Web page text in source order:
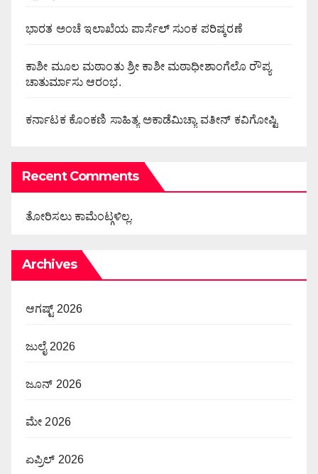
ಭಾರತ ಅಂಚೆ ಇಲಾಖೆಯ ಪಾರ್ಸೆಲ್ ಸುಂಕ ಪರಿಷ್ಕರಣೆ
ಕಾಶೀ ಮೂಲ ಮಠಾಂತು ಶ್ರೀ ಕಾಶೀ ಮಠಾಧೀಶಾಂಗೆಲೊ ರೌಪ್ಯ
ಚಾತುರ್ಮಾಸು ಆರಂಭ.
ಕರ್ನಾಟಕ ಕೊಂಕಣಿ ಸಾಹಿತ್ಯ ಅಕಾಡೆಮಿಚ್ಯಾ ವತೀನ್ ಕವಿಗೋಷ್ಟಿ
Recent Comments
ತೋರಿಸಲು ಕಾಮೆಂಟ್ಗಳಿಲ್ಲ.
Archives
ಆಗಷ್ಟ್ 2026
ಜುಲೈ 2026
ಜೂನ್ 2026
ಮೇ 2026
ಏಪ್ರಿಲ್ 2026